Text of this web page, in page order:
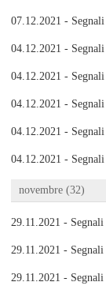
07.12.2021 -
04.12.2021 -
04.12.2021 -
04.12.2021 -
04.12.2021 -
04.12.2021 -
novembre (32)
29.11.2021 -
29.11.2021 -
29.11.2021 -